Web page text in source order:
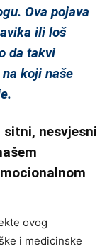
Ova pojava
ili loš
da takvi
koji naše
sitni, nesvjesni
ovog
i medicinske